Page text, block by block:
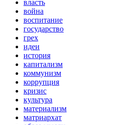
власть
война
воспитание
государство
грех
идеи
история
капитализм
коммунизм
коррупция
кризис
культура
материализм
матриархат